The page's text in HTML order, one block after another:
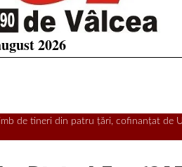
2026
de tineri din patru țări, cofinanțat de